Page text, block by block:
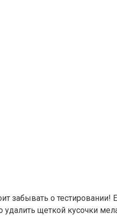
забывать о тестировании!
удалить щеткой кусочки